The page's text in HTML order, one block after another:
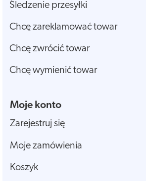
Śledzenie przesyłki
Chcę zareklamować towar
Chcę zwrócić towar
Chcę wymienić towar
Moje konto
Zarejestruj się
Moje zamówienia
Koszyk